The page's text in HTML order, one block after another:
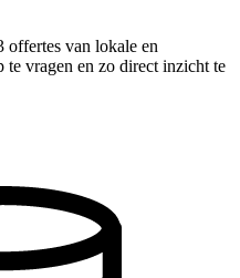
offertes van lokale en
te vragen en zo direct inzicht te